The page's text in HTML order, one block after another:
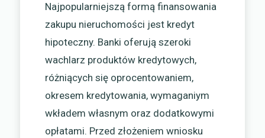
Najpopularniejszą formą finansowania
zakupu nieruchomości jest kredyt
hipoteczny. Banki oferują szeroki
wachlarz produktów kredytowych,
różniących się oprocentowaniem,
okresem kredytowania, wymaganiym
wkładem własnym oraz dodatkowymi
opłatami. Przed złożeniem wniosku